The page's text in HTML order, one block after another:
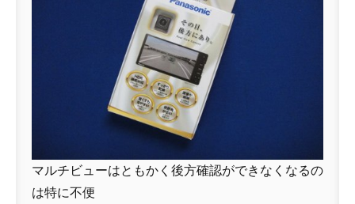
マルチビューはともかく後方確認ができなくなるの
は特に不便